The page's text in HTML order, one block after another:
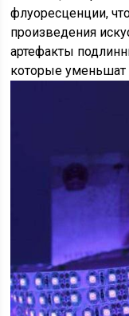
флуоресценции,
произведения
артефакты
которые уменьшат